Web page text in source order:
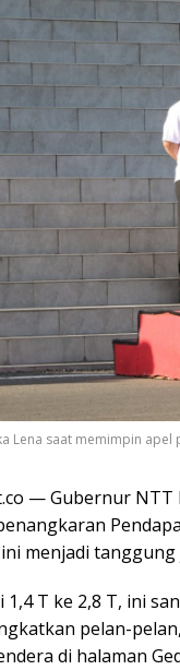
Lena saat memimpin apel
— Gubernur
menjadi
1,4 T ke 2,8 T, ini
pelan-
di halaman